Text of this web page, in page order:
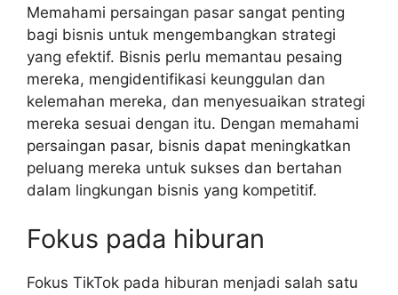
Memahami persaingan pasar sangat penting
bagi bisnis untuk mengembangkan strategi
yang efektif. Bisnis perlu memantau pesaing
mereka, mengidentifikasi keunggulan dan
kelemahan mereka, dan menyesuaikan strategi
mereka sesuai dengan itu. Dengan memahami
persaingan pasar, bisnis dapat meningkatkan
peluang mereka untuk sukses dan bertahan
dalam lingkungan bisnis yang kompetitif.
Fokus pada hiburan
Fokus TikTok pada hiburan menjadi salah satu